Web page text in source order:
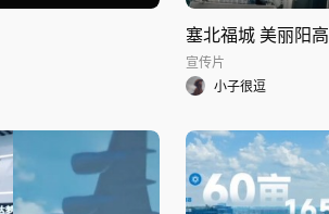
塞北福城 美丽阳高
宣传片
小子很逗